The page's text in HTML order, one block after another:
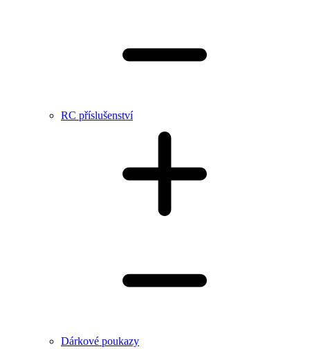
RC příslušenství
Dárkové poukazy